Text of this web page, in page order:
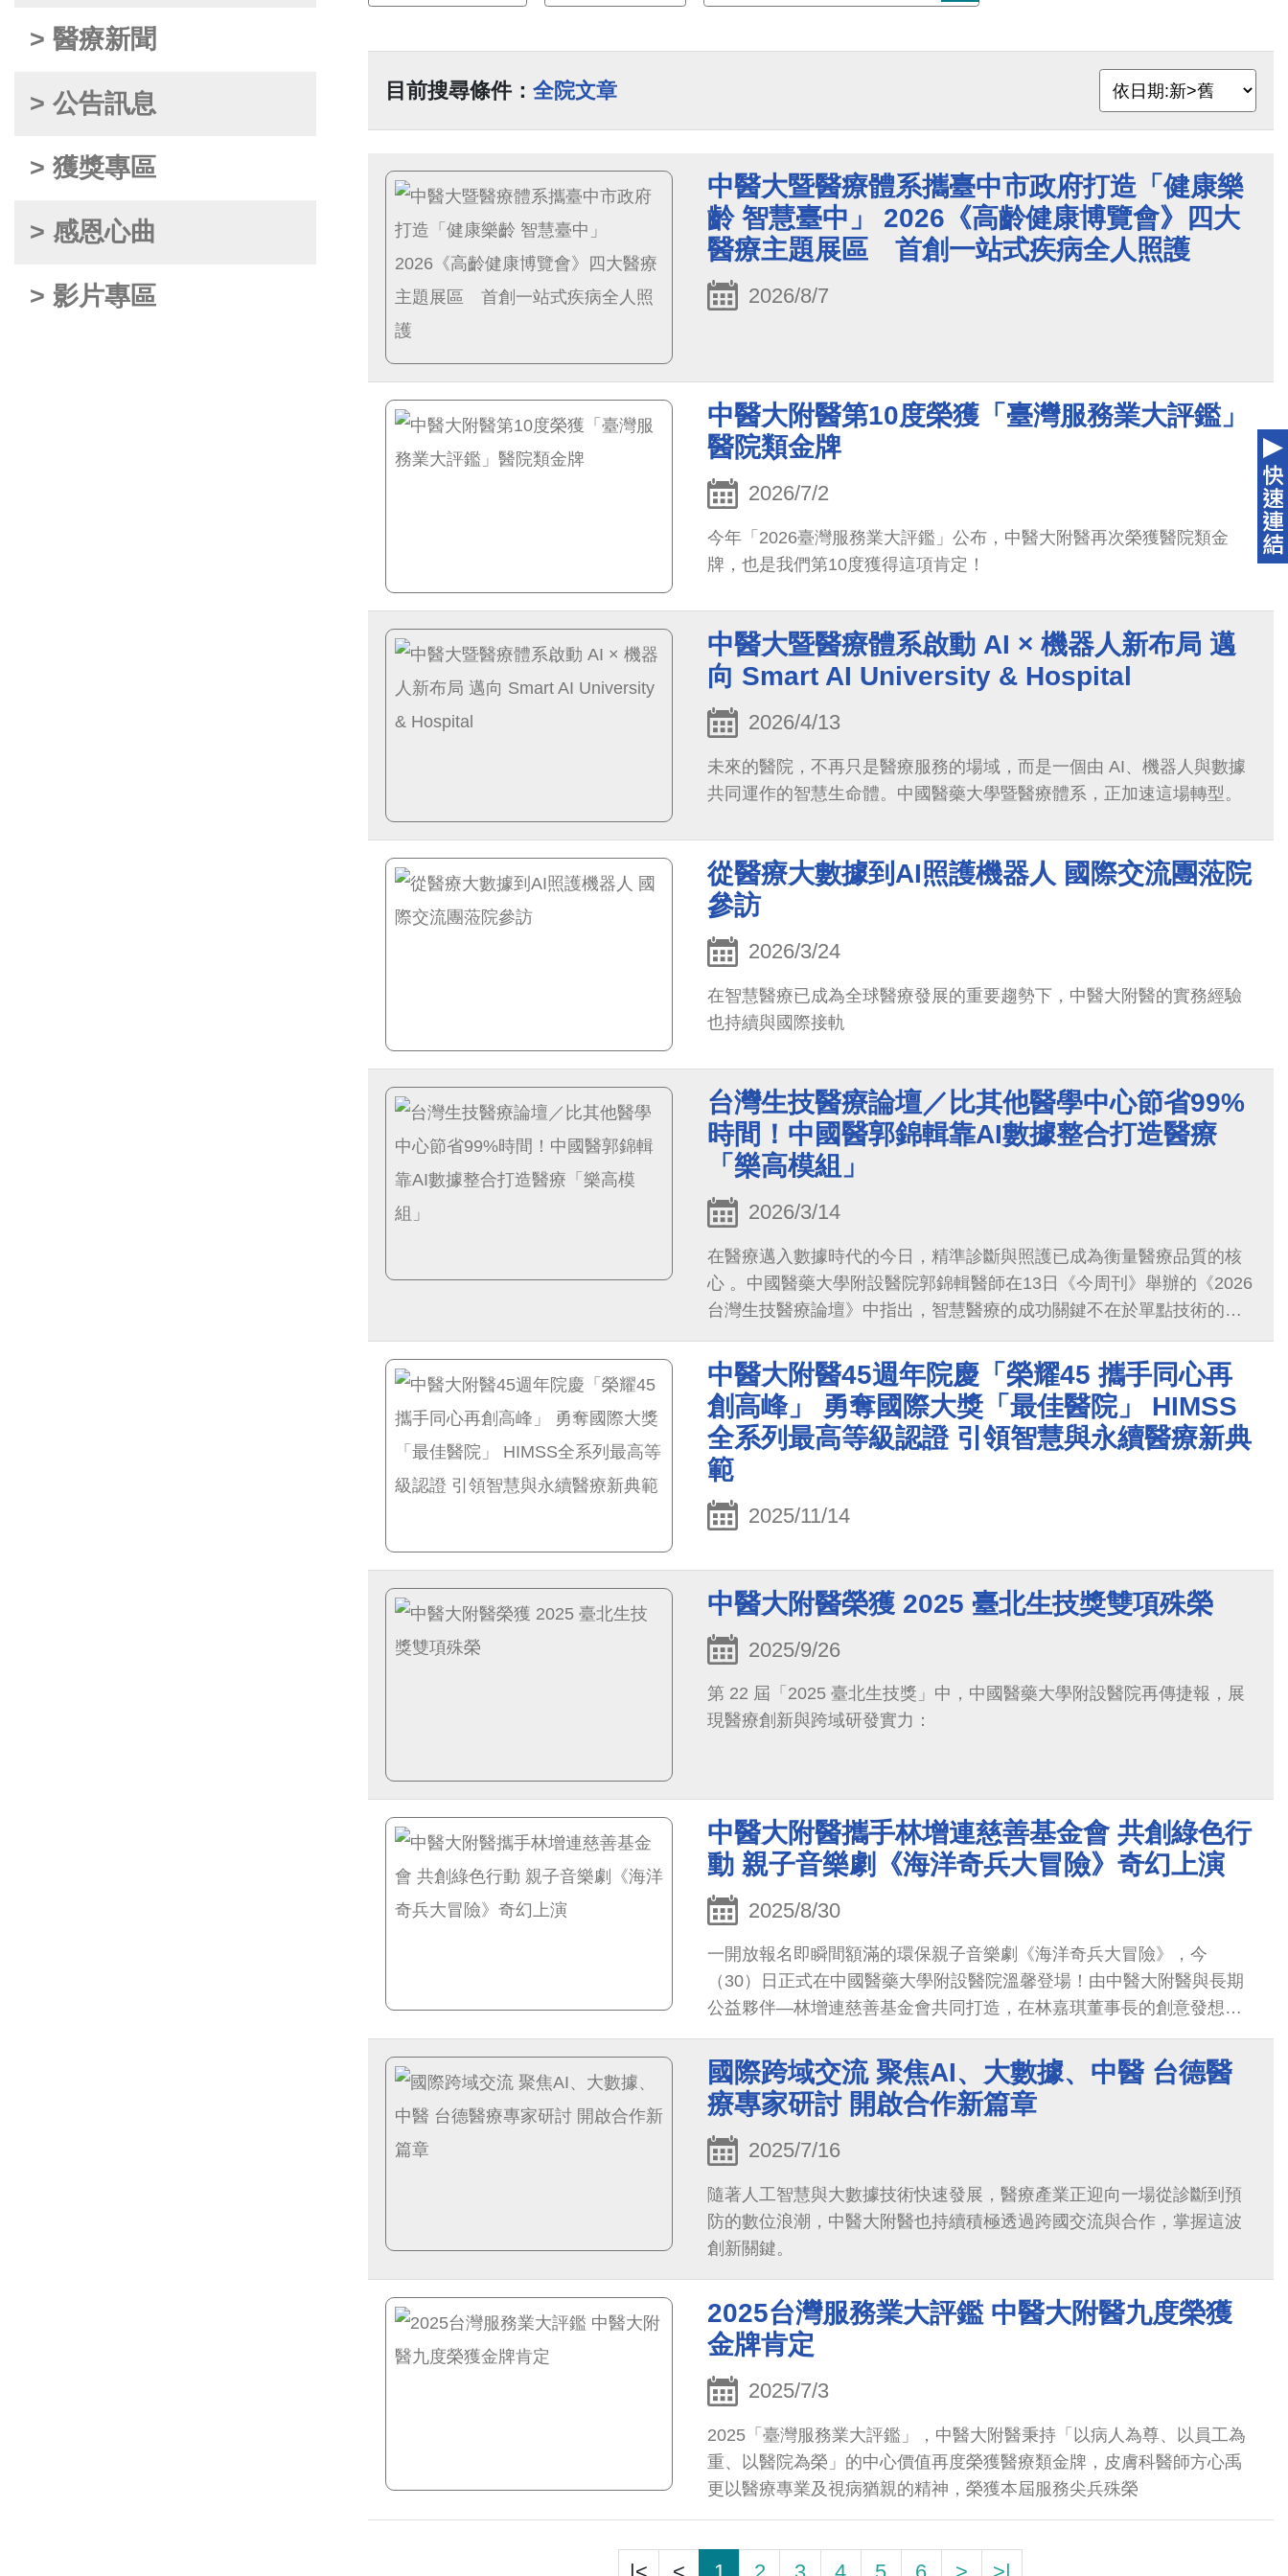
> 醫療新聞
> 公告訊息
> 獲獎專區
> 感恩心曲
> 影片專區
目前搜尋條件： 全院文章
中醫大暨醫療體系攜臺中市政府打造「健康樂
齡 智慧臺中」 2026《高齡健康博覽會》四大
醫療主題展區 首創一站式疾病全人照護
2026/8/7
中醫大附醫第10度榮獲「臺灣服務業大評鑑」
醫院類金牌
2026/7/2
今年「2026臺灣服務業大評鑑」公布，中醫大附醫再次榮獲醫院類金
牌，也是我們第10度獲得這項肯定！
中醫大暨醫療體系啟動 AI × 機器人新布局 邁
向 Smart AI University & Hospital
2026/4/13
未來的醫院，不再只是醫療服務的場域，而是一個由 AI、機器人與數據
共同運作的智慧生命體。中國醫藥大學暨醫療體系，正加速這場轉型。
從醫療大數據到AI照護機器人 國際交流團蒞院
參訪
2026/3/24
在智慧醫療已成為全球醫療發展的重要趨勢下，中醫大附醫的實務經驗
也持續與國際接軌
台灣生技醫療論壇／比其他醫學中心節省99%
時間！中國醫郭錦輯靠AI數據整合打造醫療
「樂高模組」
2026/3/14
在醫療邁入數據時代的今日，精準診斷與照護已成為衡量醫療品質的核
心 。中國醫藥大學附設醫院郭錦輯醫師在13日《今周刊》舉辦的《2026
台灣生技醫療論壇》中指出，智慧醫療的成功關鍵不在於單點技術的突
的工作流程創新。
中醫大附醫45週年院慶「榮耀45 攜手同心再
創高峰」 勇奪國際大獎「最佳醫院」 HIMSS
全系列最高等級認證 引領智慧與永續醫療新典
範
2025/11/14
中醫大附醫榮獲 2025 臺北生技獎雙項殊榮
2025/9/26
第 22 屆「2025 臺北生技獎」中，中國醫藥大學附設醫院再傳捷報，展
現醫療創新與跨域研發實力：
中醫大附醫攜手林增連慈善基金會 共創綠色行
動 親子音樂劇《海洋奇兵大冒險》奇幻上演
2025/8/30
一開放報名即瞬間額滿的環保親子音樂劇《海洋奇兵大冒險》，今
（30）日正式在中國醫藥大學附設醫院溫馨登場！由中醫大附醫與長期
公益夥伴—林增連慈善基金會共同打造，在林嘉琪董事長的創意發想
下，將生動故事與悅耳音樂融合，帶領大小朋友一同踏上守護地球的奇
幻旅程。
國際跨域交流 聚焦AI、大數據、中醫 台德醫
療專家研討 開啟合作新篇章
2025/7/16
隨著人工智慧與大數據技術快速發展，醫療產業正迎向一場從診斷到預
防的數位浪潮，中醫大附醫也持續積極透過跨國交流與合作，掌握這波
創新關鍵。
2025台灣服務業大評鑑 中醫大附醫九度榮獲
金牌肯定
2025/7/3
2025「臺灣服務業大評鑑」，中醫大附醫秉持「以病人為尊、以員工為
重、以醫院為榮」的中心價值再度榮獲醫療類金牌，皮膚科醫師方心禹
更以醫療專業及視病猶親的精神，榮獲本屆服務尖兵殊榮